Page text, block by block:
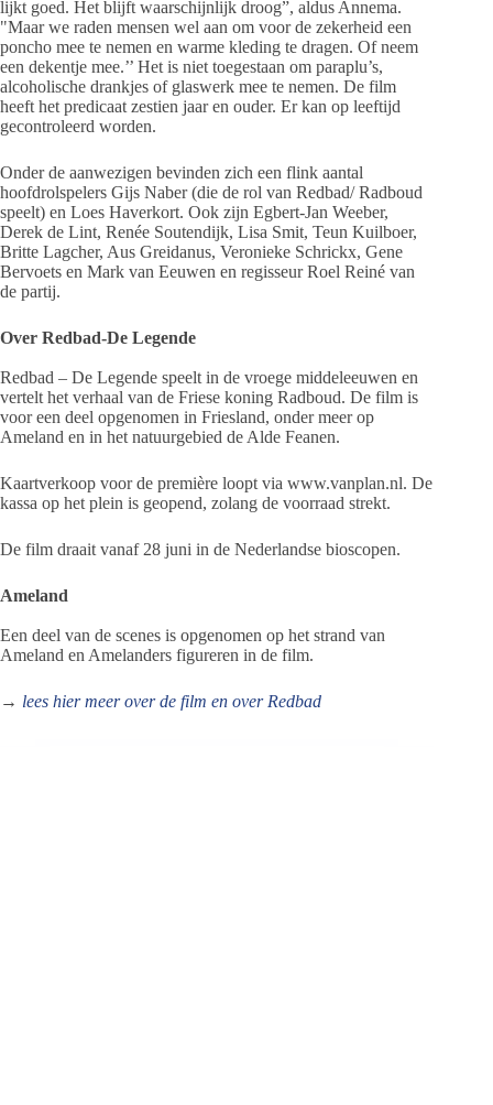
lijkt goed. Het blijft waarschijnlijk droog”, aldus Annema.
"Maar we raden mensen wel aan om voor de zekerheid een
poncho mee te nemen en warme kleding te dragen. Of neem
een dekentje mee.’’ Het is niet toegestaan om paraplu’s,
alcoholische drankjes of glaswerk mee te nemen. De film
heeft het predicaat zestien jaar en ouder. Er kan op leeftijd
gecontroleerd worden.
Onder de aanwezigen bevinden zich een flink aantal
hoofdrolspelers Gijs Naber (die de rol van Redbad/ Radboud
speelt) en Loes Haverkort. Ook zijn Egbert-Jan Weeber,
Derek de Lint, Renée Soutendijk, Lisa Smit, Teun Kuilboer,
Britte Lagcher, Aus Greidanus, Veronieke Schrickx, Gene
Bervoets en Mark van Eeuwen en regisseur Roel Reiné van
de partij.
Over Redbad-De Legende
Redbad – De Legende speelt in de vroege middeleeuwen en
vertelt het verhaal van de Friese koning Radboud. De film is
voor een deel opgenomen in Friesland, onder meer op
Ameland en in het natuurgebied de Alde Feanen.
Kaartverkoop voor de première loopt via www.vanplan.nl. De
kassa op het plein is geopend, zolang de voorraad strekt.
De film draait vanaf 28 juni in de Nederlandse bioscopen.
Ameland
Een deel van de scenes is opgenomen op het strand van
Ameland en Amelanders figureren in de film.
→ lees hier meer over de film en over Redbad